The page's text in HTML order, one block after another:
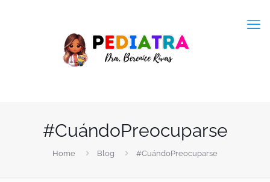
#CuándoPreocuparse
Home Blog #CuándoPreocuparse